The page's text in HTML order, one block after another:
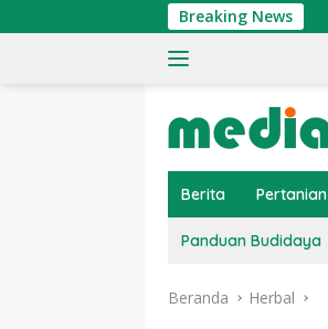
ke
Breaking News
Berita Pertanian
Panduan Budidaya
Beranda Herbal